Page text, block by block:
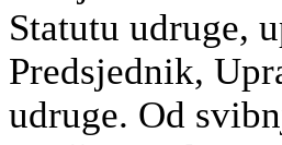
Statutu udruge,
Predsjednik,
udruge. Od